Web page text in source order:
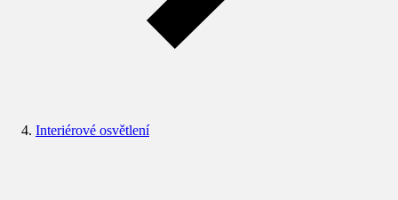
Interiérové osvětlení